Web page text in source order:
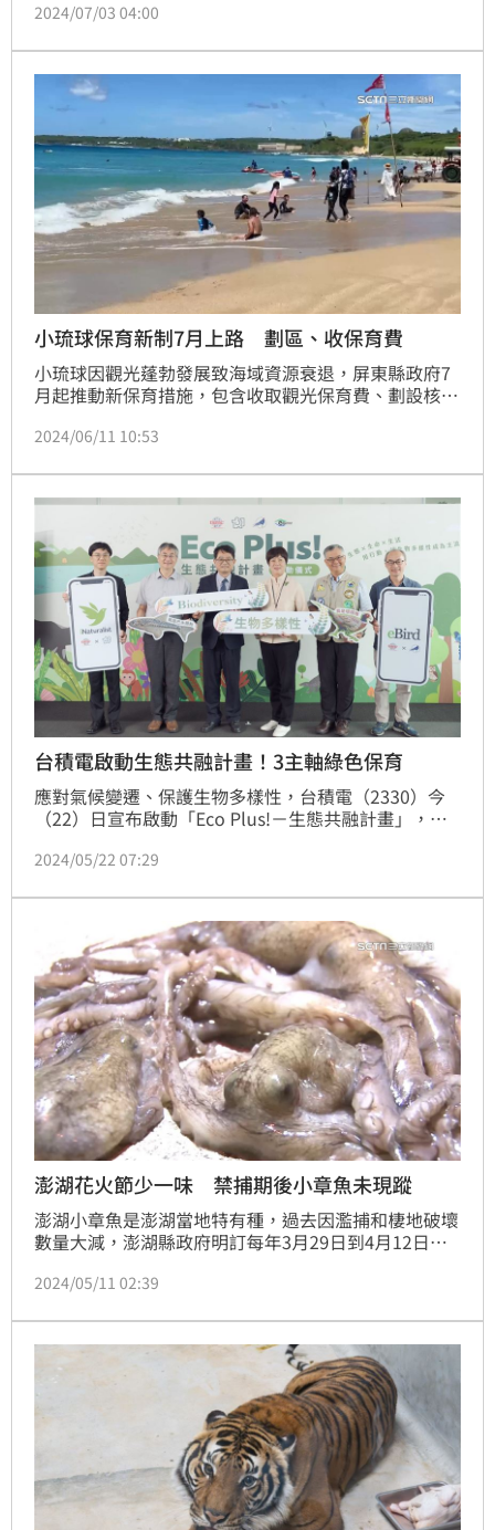
費用，解決了船隻無法進入深水區的問題，還不會干擾
理事長文魯彬代表簽署，並宣布了「台灣白海豚無人機
與校園合作調查計畫」的啟動。
2024/07/03 04:00
小琉球保育新制7月上路 劃區、收保育費
小琉球因觀光蓬勃發展致海域資源衰退，屏東縣政府7
月起推動新保育措施，包含收取觀光保育費、劃設核心
除。
2024/06/11 10:53
台積電啟動生態共融計畫！3主軸綠色保育
應對氣候變遷、保護生物多樣性，台積電（2330）今
（22）日宣布啟動「Eco Plus!－生態共融計畫」，串
存力，並發起獎勵制度支持生物多樣性潛力人才與重要
速推動生態復育與自然教育培力的積極實踐。（記者：
2024/05/22 07:29
澎湖花火節少一味 禁捕期後小章魚未現蹤
澎湖小章魚是澎湖當地特有種，過去因濫捕和棲地破壞
數量大減，澎湖縣政府明訂每年3月29日到4月12日為
結束了，市場上仍然沒看到小章魚的蹤跡，民眾前往花
2024/05/11 02:39